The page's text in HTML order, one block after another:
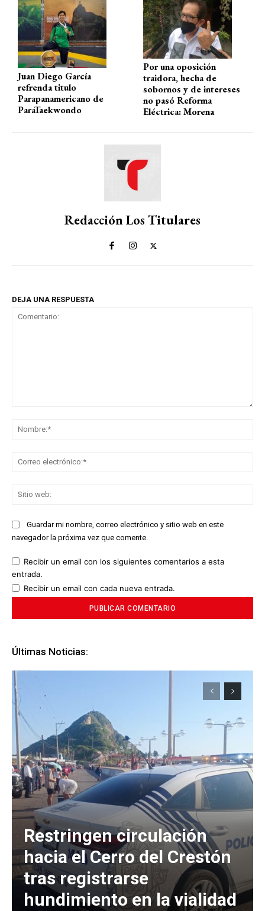
Juan Diego García
refrenda titulo
Parapanamericano de
ParaTaekwondo
Por una oposición
traidora, hecha de
sobornos y de intereses
no pasó Reforma
Eléctrica: Morena
Redacción Los Titulares
DEJA UNA RESPUESTA
Guardar mi nombre, correo electrónico y sitio web en este
navegador la próxima vez que comente.
Recibir un email con los siguientes comentarios a esta
entrada.
Recibir un email con cada nueva entrada.
Últimas Noticias:
Restringen circulación
hacia el Cerro del Crestón
tras registrarse
hundimiento en la vialidad